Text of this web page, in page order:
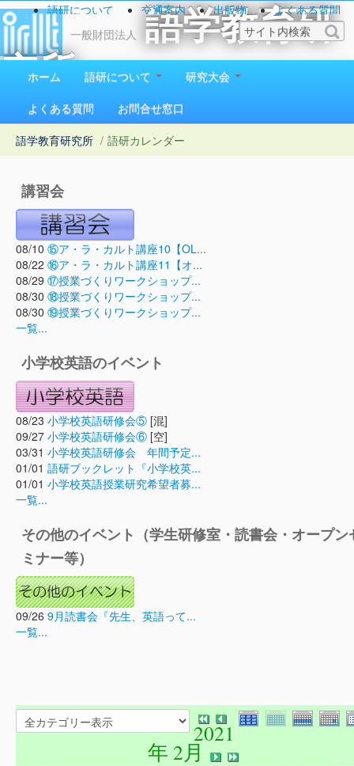
一般財団法人
語学教育研
究所
1923（大正12）年創立
語研について 交通案内 出版物
よくある質問
お問い合わせ
ホーム 語研について
研究大会
よくある質問
お問合せ窓口
語学教育研究所 / 語研カレンダー
講習会
08/10 ⑮ア・ラ・カルト講座10【OL...
08/22 ⑯ア・ラ・カルト講座11【オ...
08/29 ⑰授業づくりワークショップ...
08/30 ⑱授業づくりワークショップ...
08/30 ⑲授業づくりワークショップ...
一覧...
小学校英語のイベント
08/23 小学校英語研修会⑤ [混]
09/27 小学校英語研修会⑥ [空]
03/31 小学校英語研修会 年間予定...
01/01 語研ブックレット『小学校英...
01/01 小学校英語授業研究希望者募...
一覧...
その他のイベント（学生研修室・読書会・オープン
ミナー等）
09/26 9月読書会『先生、英語って...
一覧...
2021
年 2月